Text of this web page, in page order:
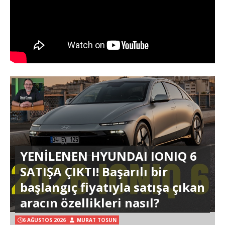
YENİLENEN HYUNDAI IONIQ 6
SATIŞA ÇIKTI! Başarılı bir
başlangıç fiyatıyla satışa çıkan
aracın özellikleri nasıl?
6 AĞUSTOS 2026 MURAT TOSUN